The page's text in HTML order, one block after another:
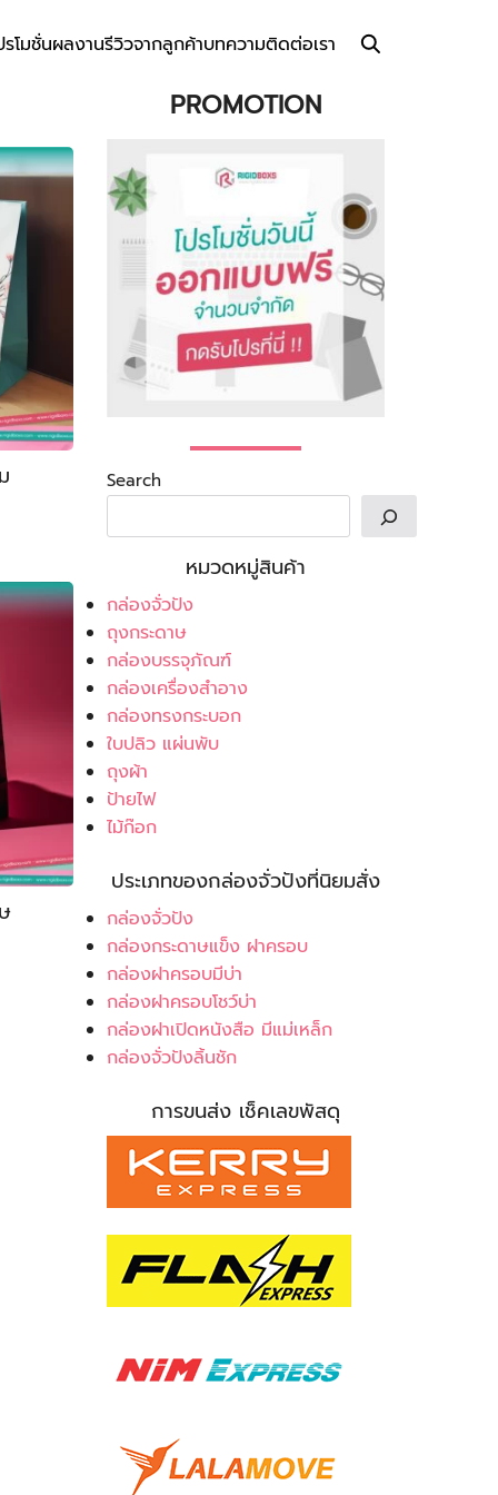
รโมชั่นผลงานรีวิวจากลูกค้าบทความติดต่อเรา
PROMOTION
Search
หมวดหมู่สินค้า
กล่องจั่วปัง
ถุงกระดาษ
กล่องบรรจุภัณฑ์
กล่องเครื่องสำอาง
กล่องทรงกระบอก
ใบปลิว แผ่นพับ
ถุงผ้า
ป้ายไฟ
ไม้ก๊อก
ประเภทของกล่องจั่วปังที่นิยมสั่ง
กล่องจั่วปัง
กล่องกระดาษแข็ง ฝาครอบ
กล่องฝาครอบมีบ่า
กล่องฝาครอบโชว์บ่า
กล่องฝาเปิดหนังสือ มีแม่เหล็ก
กล่องจั่วปังลิ้นชัก
การขนส่ง เช็คเลขพัสดุ